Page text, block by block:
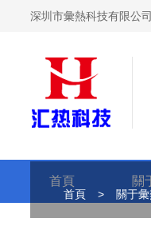
深圳市彙熱科技有限公
首頁 關
首頁 > 關于